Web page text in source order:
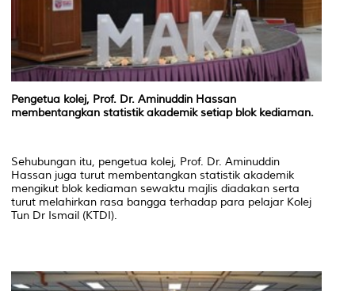
Pengetua kolej, Prof. Dr. Aminuddin Hassan
membentangkan statistik akademik setiap blok kediaman.
Sehubungan itu, pengetua kolej, Prof. Dr. Aminuddin
Hassan juga turut membentangkan statistik akademik
mengikut blok kediaman sewaktu majlis diadakan serta
turut melahirkan rasa bangga terhadap para pelajar Kolej
Tun Dr Ismail (KTDI).